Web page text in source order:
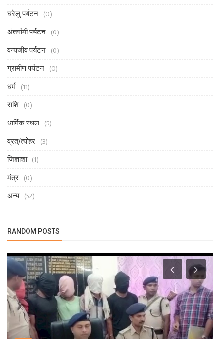
घरेलु पर्यटन (0)
अंतर्गामी पर्यटन (0)
वन्यजीव पर्यटन (0)
ग्रामीण पर्यटन (0)
धर्म (11)
राशि (0)
धार्मिक स्थल (5)
व्रत/त्योहर (3)
जिज्ञाशा (1)
मंत्र (0)
अन्य (52)
RANDOM POSTS